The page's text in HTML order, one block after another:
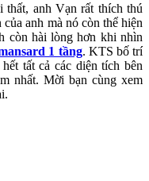
thất, anh Vạn rất thích thú
anh mà nó còn thể hiện
còn hài lòng hơn khi nhìn
1 tầng. KTS bố trí
tất cả các diện tích bên
nhất. Mời bạn cùng xem